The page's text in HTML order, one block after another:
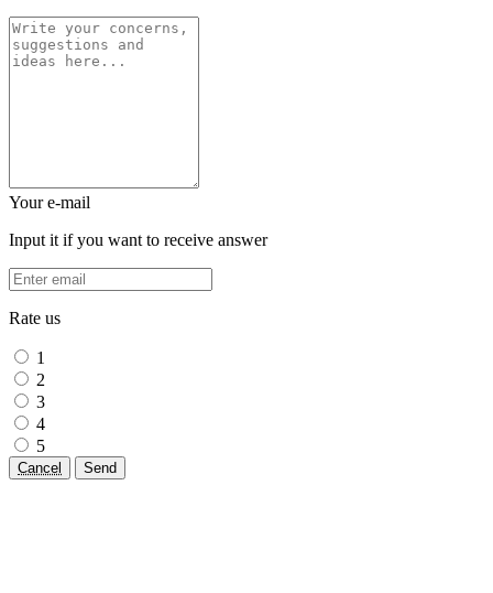
Your e-mail
Input it if you want to receive answer
Rate us
1
2
3
4
5
Cancel Send